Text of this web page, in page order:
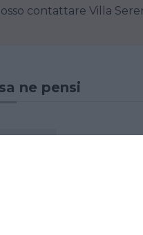
Posso
ne pensi